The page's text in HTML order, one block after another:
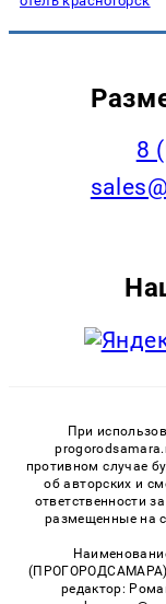
8
При
противном случае
об авторских и
ответственности
размещенные на
(ПРОГОРОДСАМАРА)
редактор: